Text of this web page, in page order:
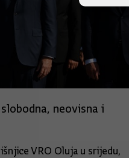
neovisna i
VRO Oluja u srijedu,